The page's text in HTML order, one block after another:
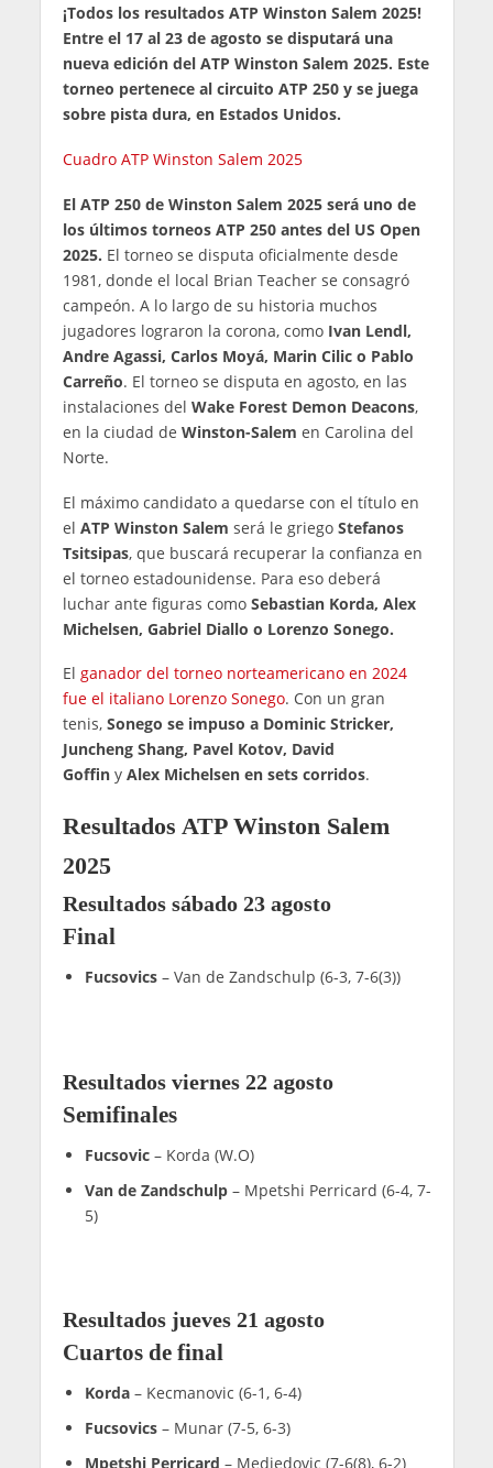
¡Todos los resultados ATP Winston Salem 2025!
Entre el 17 al 23 de agosto se disputará una
nueva edición del ATP Winston Salem 2025. Este
torneo pertenece al circuito ATP 250 y se juega
sobre pista dura, en Estados Unidos.
Cuadro ATP Winston Salem 2025
El ATP 250 de Winston Salem 2025 será uno de
los últimos torneos ATP 250 antes del US Open
2025. El torneo se disputa oficialmente desde
1981, donde el local Brian Teacher se consagró
campeón. A lo largo de su historia muchos
jugadores lograron la corona, como Ivan Lendl,
Andre Agassi, Carlos Moyá, Marin Cilic o Pablo
Carreño. El torneo se disputa en agosto, en las
instalaciones del Wake Forest Demon Deacons,
en la ciudad de Winston-Salem en Carolina del
Norte.
El máximo candidato a quedarse con el título en
el ATP Winston Salem será le griego Stefanos
Tsitsipas, que buscará recuperar la confianza en
el torneo estadounidense. Para eso deberá
luchar ante figuras como Sebastian Korda, Alex
Michelsen, Gabriel Diallo o Lorenzo Sonego.
El ganador del torneo norteamericano en 2024
fue el italiano Lorenzo Sonego. Con un gran
tenis, Sonego se impuso a Dominic Stricker,
Juncheng Shang, Pavel Kotov, David
Goffiny Alex Michelsen en sets corridos.
Resultados ATP Winston Salem
2025
Resultados sábado 23 agosto
Final
Fucsovics– Van de Zandschulp (6-3, 7-6(3))
Resultados viernes 22 agosto
Semifinales
Fucsovic– Korda (W.O)
Van de Zandschulp– Mpetshi Perricard (6-4, 7-
5)
Resultados jueves 21 agosto
Cuartos de final
Korda– Kecmanovic (6-1, 6-4)
Fucsovics– Munar (7-5, 6-3)
Mpetshi Perricard – Medjedovic (7-6(8), 6-2)